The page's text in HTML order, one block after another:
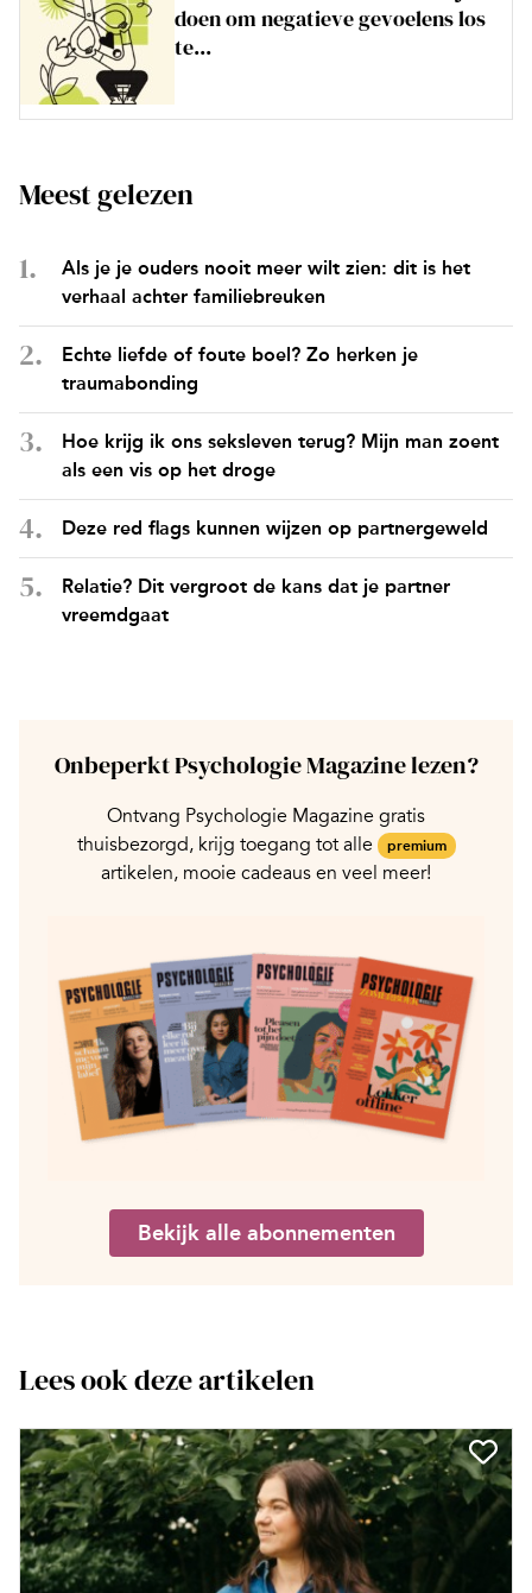
doen om negatieve gevoelens los
te...
Meest gelezen
Als je je ouders nooit meer wilt zien: dit is het
verhaal achter familiebreuken
Echte liefde of foute boel? Zo herken je
traumabonding
Hoe krijg ik ons seksleven terug? Mijn man zoent
als een vis op het droge
Deze red flags kunnen wijzen op partnergeweld
Relatie? Dit vergroot de kans dat je partner
vreemdgaat
Onbeperkt Psychologie Magazine lezen?
Ontvang Psychologie Magazine gratis
thuisbezorgd, krijg toegang tot alle
premium
artikelen, mooie cadeaus en veel meer!
Bekijk alle abonnementen
Lees ook deze artikelen